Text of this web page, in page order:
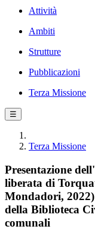
Attività
Ambiti
Strutture
Pubblicazioni
Terza Missione
☰
Terza Missione
Presentazione
liberata di
Mondadori,
della Biblioteca
comunali